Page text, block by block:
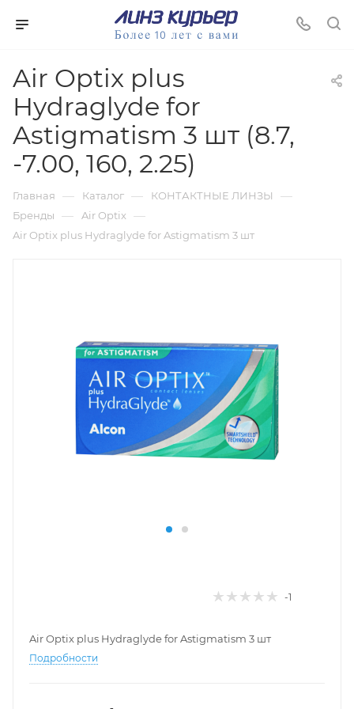
Air Optix plus
Hydraglyde for
Astigmatism 3 шт (8.7,
-7.00, 160, 2.25)
Главная — Каталог — КОНТАКТНЫЕ ЛИНЗЫ —
Бренды — Air Optix —
Air Optix plus Hydraglyde for Astigmatism 3 шт
-1
Air Optix plus Hydraglyde for Astigmatism 3 шт
Подробности